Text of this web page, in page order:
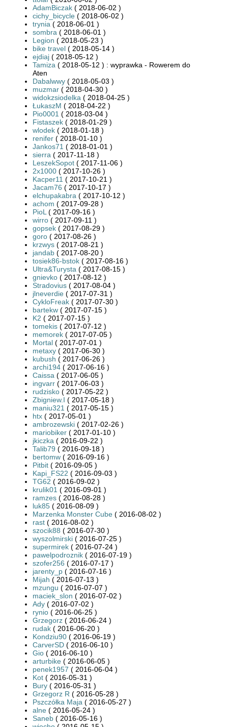
AdamBiczak ( 2018-06-02 )
cichy_bicycle ( 2018-06-02 )
trynia ( 2018-06-01 )
sombra ( 2018-06-01 )
Legion ( 2018-05-23 )
bike travel ( 2018-05-14 )
ejdiaj ( 2018-05-12 )
Tamiza ( 2018-05-12 ) : wyprawka - Rowerem do
Aten
Dabalwwy ( 2018-05-03 )
muzmar ( 2018-04-30 )
widokzsiodelka ( 2018-04-25 )
ŁukaszM ( 2018-04-22 )
Pio0001 ( 2018-03-04 )
Fistaszek ( 2018-01-29 )
wlodek ( 2018-01-18 )
renifer ( 2018-01-10 )
Jankos71 ( 2018-01-01 )
sierra ( 2017-11-18 )
LeszekSopot ( 2017-11-06 )
2x1000 ( 2017-10-26 )
Kacper11 ( 2017-10-21 )
Jacam76 ( 2017-10-17 )
elchupakabra ( 2017-10-12 )
achom ( 2017-09-28 )
PioL ( 2017-09-16 )
wirro ( 2017-09-11 )
gopsek ( 2017-08-29 )
goro ( 2017-08-26 )
krzwys ( 2017-08-21 )
jandab ( 2017-08-20 )
tosiek86-bstok ( 2017-08-16 )
Ultra&Turysta ( 2017-08-15 )
gnievko ( 2017-08-12 )
Stradovius ( 2017-08-04 )
jlneverdie ( 2017-07-31 )
CykloFreak ( 2017-07-30 )
bartekw ( 2017-07-15 )
K2 ( 2017-07-15 )
tomekis ( 2017-07-12 )
memorek ( 2017-07-05 )
Mortal ( 2017-07-01 )
metaxy ( 2017-06-30 )
kubush ( 2017-06-26 )
archi194 ( 2017-06-16 )
Caissa ( 2017-06-05 )
ingvarr ( 2017-06-03 )
rudzisko ( 2017-05-22 )
Zbigniew.I ( 2017-05-18 )
maniu321 ( 2017-05-15 )
htx ( 2017-05-01 )
ambrozewski ( 2017-02-26 )
mariobiker ( 2017-01-10 )
jkiczka ( 2016-09-22 )
Talib79 ( 2016-09-18 )
bertomw ( 2016-09-16 )
Pitbit ( 2016-09-05 )
Kapi_FS22 ( 2016-09-03 )
TG62 ( 2016-09-02 )
krulik01 ( 2016-09-01 )
ramzes ( 2016-08-28 )
luk85 ( 2016-08-09 )
Marzenka Monster Cube ( 2016-08-02 )
rast ( 2016-08-02 )
szocik88 ( 2016-07-30 )
wyszolmirski ( 2016-07-25 )
supermirek ( 2016-07-24 )
pawelpodroznik ( 2016-07-19 )
szofer256 ( 2016-07-17 )
jarenty_p ( 2016-07-16 )
Mijah ( 2016-07-13 )
mzungu ( 2016-07-07 )
maciek_slon ( 2016-07-02 )
Ady ( 2016-07-02 )
rynio ( 2016-06-25 )
Grzegorz ( 2016-06-24 )
rudak ( 2016-06-20 )
Kondziu90 ( 2016-06-19 )
CarverSD ( 2016-06-10 )
Gio ( 2016-06-10 )
arturbike ( 2016-06-05 )
penek1957 ( 2016-06-04 )
Kot ( 2016-05-31 )
Bury ( 2016-05-31 )
Grzegorz R ( 2016-05-28 )
Pszczółka Maja ( 2016-05-27 )
alne ( 2016-05-24 )
Saneb ( 2016-05-16 )